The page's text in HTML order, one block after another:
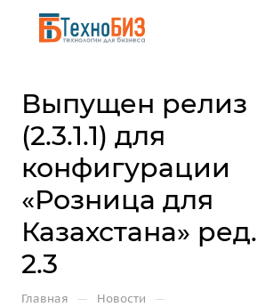
Выпущен релиз
(2.3.1.1) для
конфигурации
«Розница для
Казахстана» ред.
2.3
Главная — Новости —